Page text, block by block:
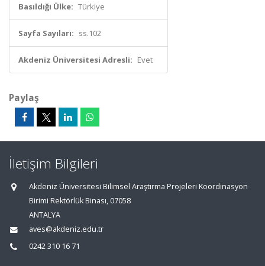
Basıldığı Ülke: Türkiye
Sayfa Sayıları: ss.102
Akdeniz Üniversitesi Adresli: Evet
Paylaş
İletişim Bilgileri
Akdeniz Üniversitesi Bilimsel Araştırma Projeleri Koordinasyon
Birimi Rektörlük Binası, 07058
ANTALYA
aves@akdeniz.edu.tr
0242 310 16 71